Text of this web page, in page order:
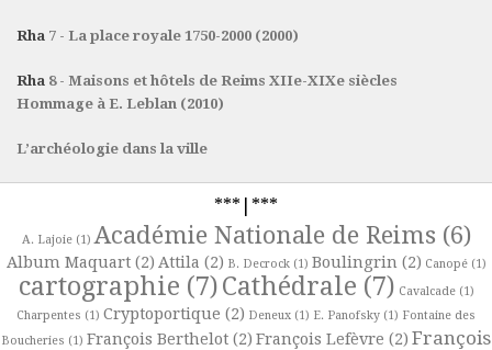
Rha 7 - La place royale 1750-2000 (2000)
Rha 8 - Maisons et hôtels de Reims XIIe-XIXe siècles
Hommage à E. Leblan (2010)
L’archéologie dans la ville
***|***
A. Lajoie(1) Académie Nationale de Reims (6)
Album Maquart(2) Attila (2) B. Decrock(1) Boulingrin (2) Canopé(1)
cartographie (7)Cathédrale (7) Cavalcade(1)
Charpentes (1) Cryptoportique (2) Deneux (1) E. Panofsky (1) Fontaine des
Boucheries (1) François Berthelot (2) François Lefèvre (2) François